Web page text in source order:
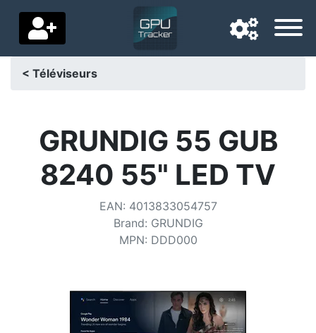
Pays de livraison
Accueil
Contactez-nous
< Téléviseurs
GRUNDIG 55 GUB
8240 55" LED TV
EAN: 4013833054757
Brand: GRUNDIG
MPN: DDD000